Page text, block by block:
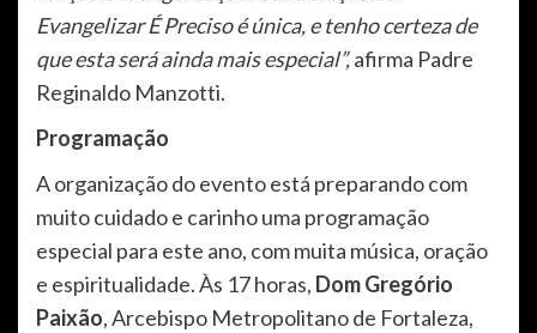
Evangelizar É Preciso é única, e tenho certeza de
que esta será ainda mais especial”,afirma Padre
Reginaldo Manzotti.
Programação
A organização do evento está preparando com
muito cuidado e carinho uma programação
especial para este ano, com muita música, oração
e espiritualidade. Às 17 horas, Dom Gregório
Paixão, Arcebispo Metropolitano de Fortaleza,